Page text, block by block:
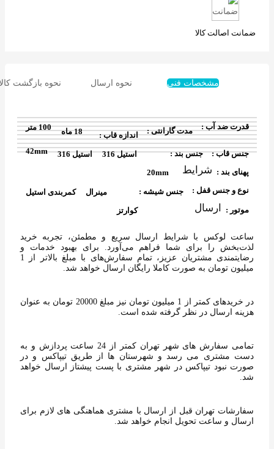
ضمانت اصالت کالا
مشخصات فنی نحوه ارسال نحوه بازگشت کالا
قدرت ضد آب : 100 متر مدت گارانتی : 18 ماه
اندازه قاب :
42mm
جنس قاب : استیل 316 جنس بند :
استیل 316
پهنای بند :
20mm
نوع و جنس قفل :
کمربندی استیل جنس شیشه :
مینرال
موتور :
کوارتز
شرایط
ارسال
ساعت لوکس با شرایط ارسال سریع‌ و مطمئن، تجربه خرید
لذت‌بخش را برای شما فراهم می‌آورد. برای بهبود خدمات و
رضایتمندی مشتریان عزیز، تمام سفارش‌های با مبلغ بالاتر از 1
میلیون تومان به‌ صورت کاملا رایگان ارسال خواهد شد.
در خریدهای کمتر از 1 میلیون تومان نیز مبلغ 20000 تومان به عنوان
هزینه ارسال در نظر گرفته شده است.
تمامی سفارش های شهر تهران کمتر از 24 ساعت پردازش و به
دست مشتری می رسد و شهرستان ها از طریق تیپاکس و در
صورت نبود تیپاکس در شهر مشتری با پست پیشتاز ارسال خواهد
شد.
سفارشات تهران قبل از ارسال با مشتری هماهنگی های لازم برای
ارسال و ساعت تحویل انجام خواهد شد.